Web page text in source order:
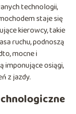
technologii,
staje się
kierowcy, takie
ruchu, podnoszą
mocne i
imponujące osiągi,
z jazdy.